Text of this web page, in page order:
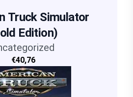
Truck Simulator
Edition)
€40,76